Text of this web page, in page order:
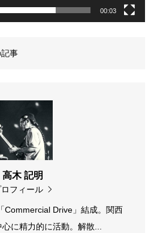
00:03
事
高木 記明
ロフィール
Commercial Drive」結成。関西
に精力的に活動。解散...